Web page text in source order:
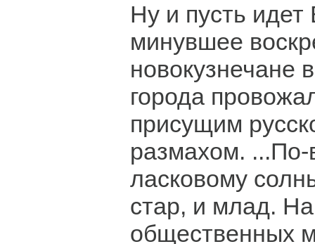
Ну и пусть
минувшее
новокузнечане
города
присущим
размахом.
ласковому
стар, и млад.
общественных